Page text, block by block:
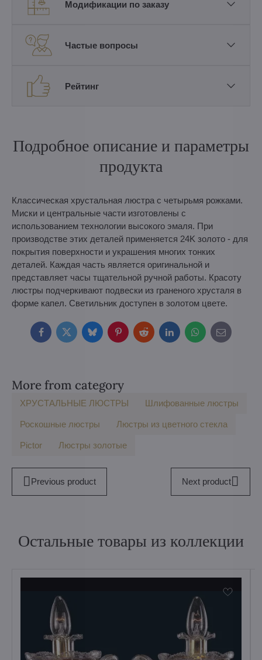
Модификации по заказу
Частые вопросы
Рейтинг
Подробное описание и параметры
продукта
Классическая хрустальная люстра с четырьмя рожками.
Миски и центральные части изготовлены с
использованием технологии высокого эмаля. При
производстве этих деталей применяется 24K золото - для
покрытия поверхности и украшения многих тонких
деталей. Каждая часть является оригинальной и
представляет часы тщательной ручной работы. Красоту
люстры подчеркивают подвески из граненого хрусталя в
форме капел. Светильник доступен в золотом цвете.
FacebookTwitterBlueskyPinterestRedditLinkedInWhatsApp
E-
mail
More from category
ХРУСТАЛЬНЫЕ ЛЮСТРЫ Шлифованные люстры
Роскошные люстры Люстры из цветного стекла
Pictor Люстры золотые
Previous product Next product
Остальные товары из коллекции